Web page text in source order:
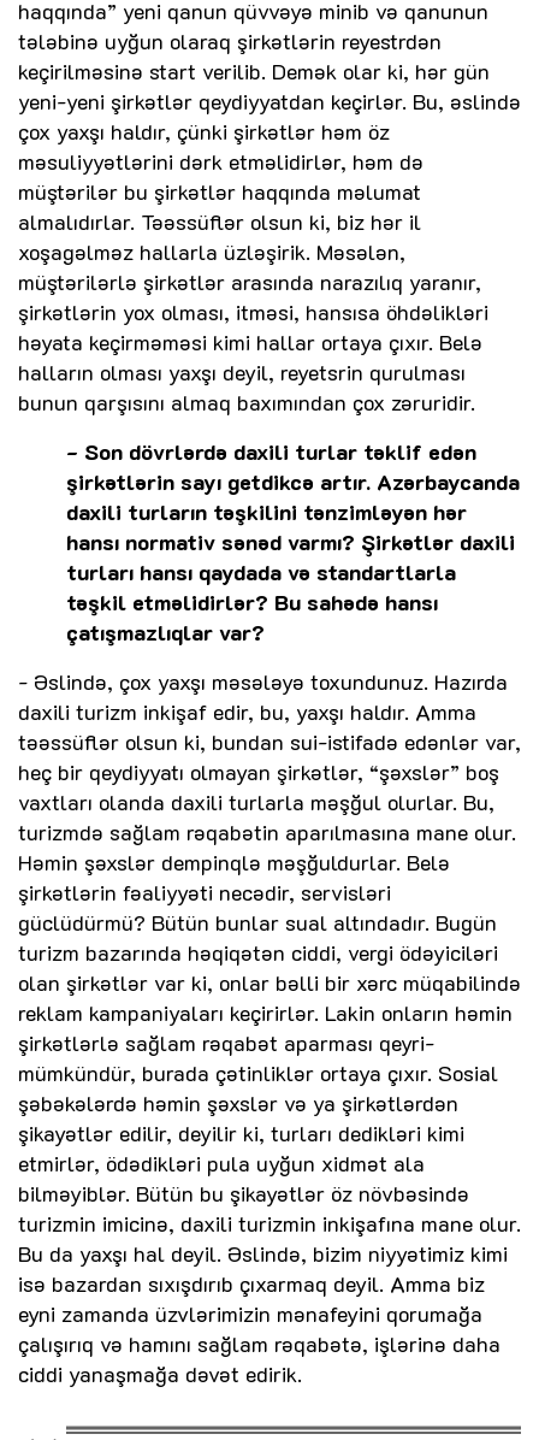
haqqında” yeni qanun qüvvəyə minib və qanunun
tələbinə uyğun olaraq şirkətlərin reyestrdən
keçirilməsinə start verilib. Demək olar ki, hər gün
yeni-yeni şirkətlər qeydiyyatdan keçirlər. Bu, əslində
çox yaxşı haldır, çünki şirkətlər həm öz
məsuliyyətlərini dərk etməlidirlər, həm də
müştərilər bu şirkətlər haqqında məlumat
almalıdırlar. Təəssüflər olsun ki, biz hər il
xoşagəlməz hallarla üzləşirik. Məsələn,
müştərilərlə şirkətlər arasında narazılıq yaranır,
şirkətlərin yox olması, itməsi, hansısa öhdəlikləri
həyata keçirməməsi kimi hallar ortaya çıxır. Belə
halların olması yaxşı deyil, reyetsrin qurulması
bunun qarşısını almaq baxımından çox zəruridir.
- Son dövrlərdə daxili turlar təklif edən
şirkətlərin sayı getdikcə artır. Azərbaycanda
daxili turların təşkilini tənzimləyən hər
hansı normativ sənəd varmı? Şirkətlər daxili
turları hansı qaydada və standartlarla
təşkil etməlidirlər? Bu sahədə hansı
çatışmazlıqlar var?
- Əslində, çox yaxşı məsələyə toxundunuz. Hazırda
daxili turizm inkişaf edir, bu, yaxşı haldır. Amma
təəssüflər olsun ki, bundan sui-istifadə edənlər var,
heç bir qeydiyyatı olmayan şirkətlər, “şəxslər” boş
vaxtları olanda daxili turlarla məşğul olurlar. Bu,
turizmdə sağlam rəqabətin aparılmasına mane olur.
Həmin şəxslər dempinqlə məşğuldurlar. Belə
şirkətlərin fəaliyyəti necədir, servisləri
güclüdürmü? Bütün bunlar sual altındadır. Bugün
turizm bazarında həqiqətən ciddi, vergi ödəyiciləri
olan şirkətlər var ki, onlar bəlli bir xərc müqabilində
reklam kampaniyaları keçirirlər. Lakin onların həmin
şirkətlərlə sağlam rəqabət aparması qeyri-
mümkündür, burada çətinliklər ortaya çıxır. Sosial
şəbəkələrdə həmin şəxslər və ya şirkətlərdən
şikayətlər edilir, deyilir ki, turları dedikləri kimi
etmirlər, ödədikləri pula uyğun xidmət ala
bilməyiblər. Bütün bu şikayətlər öz növbəsində
turizmin imicinə, daxili turizmin inkişafına mane olur.
Bu da yaxşı hal deyil. Əslində, bizim niyyətimiz kimi
isə bazardan sıxışdırıb çıxarmaq deyil. Amma biz
eyni zamanda üzvlərimizin mənafeyini qorumağa
çalışırıq və hamını sağlam rəqabətə, işlərinə daha
ciddi yanaşmağa dəvət edirik.